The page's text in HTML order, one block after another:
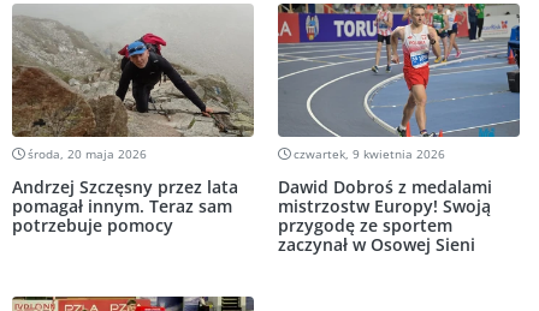
środa, 20 maja 2026
Andrzej Szczęsny przez lata
pomagał innym. Teraz sam
potrzebuje pomocy
czwartek, 9 kwietnia 2026
Dawid Dobroś z medalami
mistrzostw Europy! Swoją
przygodę ze sportem
zaczynał w Osowej Sieni